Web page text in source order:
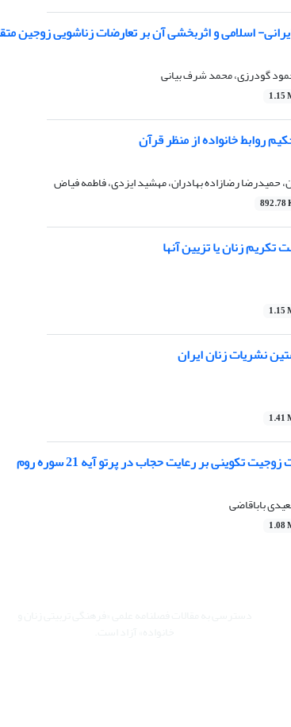
اسلامی و اثربخشی آن بر تعارضات زناشویی زوجین
گودرزی، محمد شرف بیانی
1.15
روابط خانواده از منظر قرآن
حمیدرضا رضازاده بهادران، مهشید ایزدی، فاطمه فیاض
892.78
زنان یا تزیین آنها
1.15
نشریات زنان ایران
1.41
تکوینی بر رعایت حجاب در پرتو آیه 21 سوره روم
باباقاضی
1.08